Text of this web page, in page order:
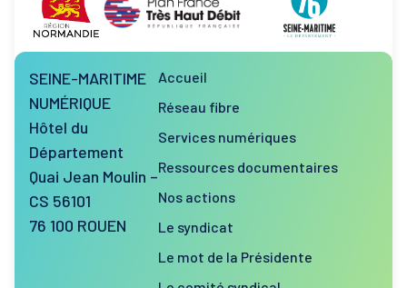
SEINE-MARITIME
NUMÉRIQUE
Hôtel du
Département
Quai Jean Moulin –
CS 56101
76 100 ROUEN
Accueil
Réseau fibre
Services numériques
Ressources documentaires
Nos actions
Le syndicat
Le mot de la Présidente